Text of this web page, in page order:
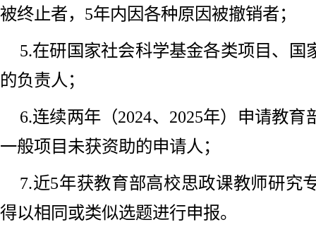
被终止者，5年内因各种原因被撤销者；
5.在研国家社会科学基金各类项目、国
的负责人；
6.连续两年（2024、2025年）申请教
一般项目未获资助的申请人；
7.近5年获教育部高校思政课教师研究
得以相同或类似选题进行申报。